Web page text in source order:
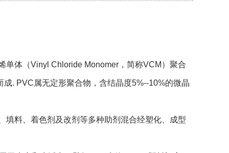
体（Vinyl Chloride Monomer，简称VCM）聚合
. PVC属无定形聚合物，含结晶度5%--10%的微晶
料、着色剂及改剂等多种助剂混合经塑化、成型